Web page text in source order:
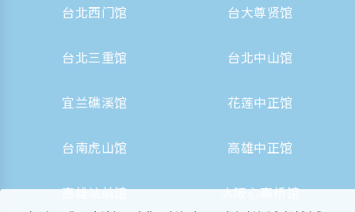
台北西门馆 台大尊贤馆
台北三重馆 台北中山馆
宜兰礁溪馆 花莲中正馆
台南虎山馆 高雄中正馆
高雄站前馆 大阪心斋桥馆